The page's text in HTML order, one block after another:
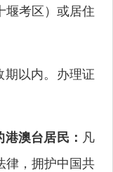
堰考区）或居住
以内。办理证
澳台居民： 凡
律，拥护中国共